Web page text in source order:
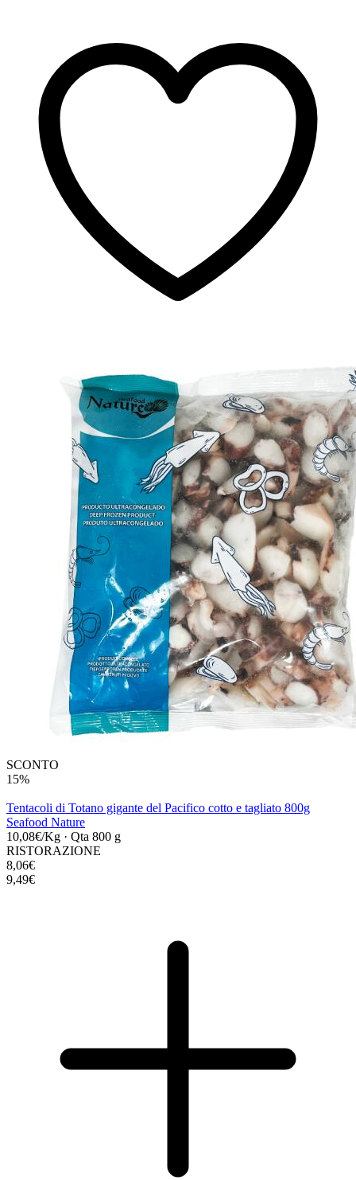
SCONTO
15%
Tentacoli di Totano gigante del Pacifico cotto e tagliato 800g
Seafood Nature
10,08€/Kg · Qta 800 g
RISTORAZIONE
8,06€
9,49€